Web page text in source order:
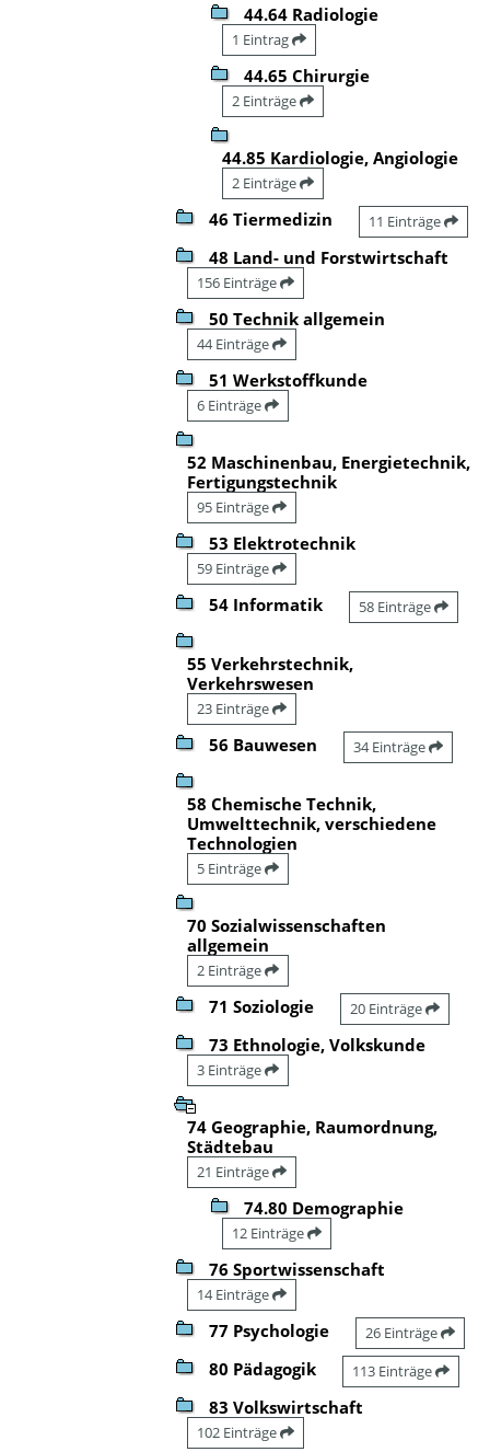
44.64 Radiologie
1 Eintrag
44.65 Chirurgie
2 Einträge
44.85 Kardiologie, Angiologie
2 Einträge
46 Tiermedizin 11 Einträge
48 Land- und Forstwirtschaft
156 Einträge
50 Technik allgemein
44 Einträge
51 Werkstoffkunde
6 Einträge
52 Maschinenbau, Energietechnik,
Fertigungstechnik
95 Einträge
53 Elektrotechnik
59 Einträge
54 Informatik 58 Einträge
55 Verkehrstechnik,
Verkehrswesen
23 Einträge
56 Bauwesen 34 Einträge
58 Chemische Technik,
Umwelttechnik, verschiedene
Technologien
5 Einträge
70 Sozialwissenschaften
allgemein
2 Einträge
71 Soziologie 20 Einträge
73 Ethnologie, Volkskunde
3 Einträge
74 Geographie, Raumordnung,
Städtebau
21 Einträge
74.80 Demographie
12 Einträge
76 Sportwissenschaft
14 Einträge
77 Psychologie 26 Einträge
80 Pädagogik 113 Einträge
83 Volkswirtschaft
102 Einträge